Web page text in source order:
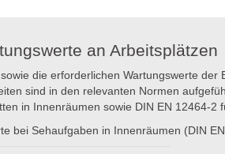
an Arbeitsplätzen
die erforderlichen Wartungswerte der
sind in den relevanten Normen
in Innenräumen sowie DIN EN 12464-2
bei Sehaufgaben in Innenräumen (DIN